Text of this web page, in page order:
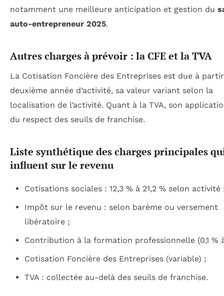
notamment une meilleure anticipation et gestion du
auto-entrepreneur 2025.
Autres charges à prévoir : la CFE et la TVA
La Cotisation Foncière des Entreprises est due à
deuxième année d’activité, sa valeur variant selon la
localisation de l’activité. Quant à la TVA, son
du respect des seuils de franchise.
Liste synthétique des charges principales
influent sur le revenu
Cotisations sociales : 12,3 % à 21,2 % selon activité
Impôt sur le revenu : selon barème ou versement
libératoire ;
Contribution à la formation professionnelle (0,1 %
Cotisation Foncière des Entreprises (variable) ;
TVA : collectée au-delà des seuils de franchise.